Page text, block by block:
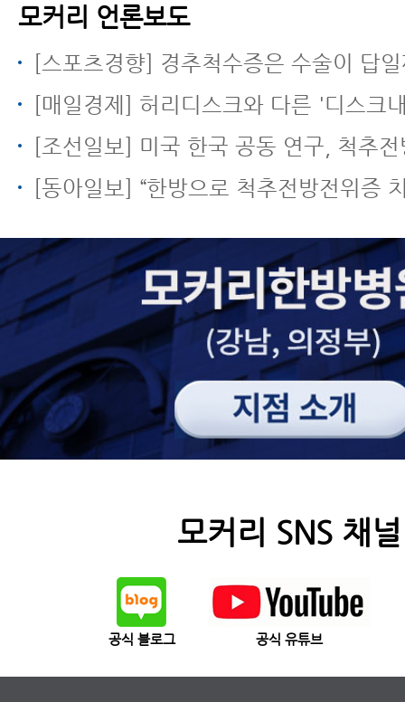
모커리 언론보도
[스포츠경향] 경추척수증은 수술이 답
[매일경제] 허리디스크와 다른 '디스크내장증' 무리한 운동
[조선일보] 미국 한국 공동 연구, 척추전방전위증에 한방 근육
[동아일보] “한방으로 척추전방전위증 치료… 신경 주사
모커리 SNS 채널
공식 블로그 공식 유튜브